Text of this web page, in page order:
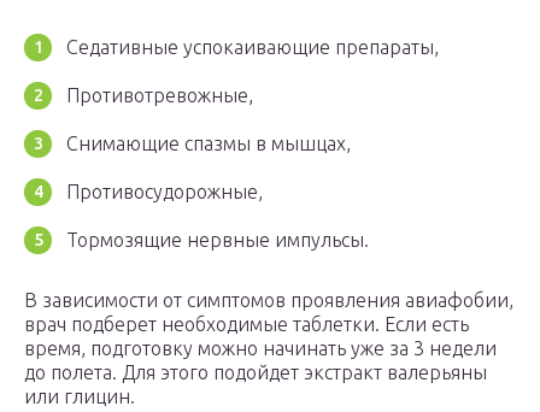
Седативные успокаивающие препараты,
Противотревожные,
Снимающие спазмы в мышцах,
Противосудорожные,
Тормозящие нервные импульсы.
В зависимости от симптомов проявления авиафобии,
врач подберет необходимые таблетки. Если есть
время, подготовку можно начинать уже за 3 недели
до полета. Для этого подойдет экстракт валерьяны
или глицин.